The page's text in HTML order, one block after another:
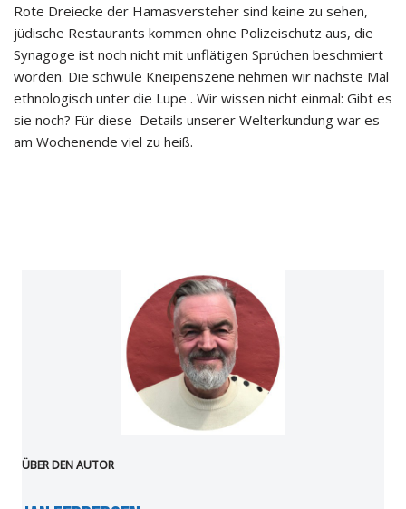
Rote Dreiecke der Hamasversteher sind keine zu sehen,
jüdische Restaurants kommen ohne Polizeischutz aus, die
Synagoge ist noch nicht mit unflätigen Sprüchen beschmiert
worden. Die schwule Kneipenszene nehmen wir nächste Mal
ethnologisch unter die Lupe . Wir wissen nicht einmal: Gibt es
sie noch? Für diese Details unserer Welterkundung war es
am Wochenende viel zu heiß.
ÜBER DEN AUTOR